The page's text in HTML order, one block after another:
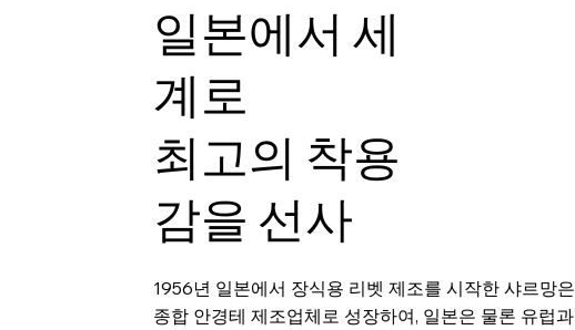
일본에서 세
계로
최고의 착용
감을 선사
1956년 일본에서 장식용 리벳 제조를 시작한 샤르망은
종합 안경테 제조업체로 성장하여, 일본은 물론 유럽과